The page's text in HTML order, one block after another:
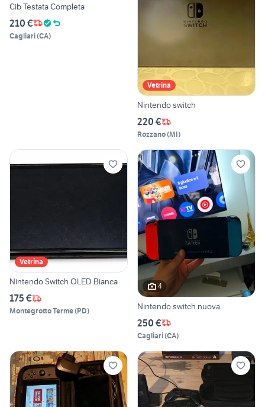
Cib Testata Completa
210 €
Cagliari(CA)
Vetrina
Nintendo switch
220 €
Rozzano(MI)
Vetrina
Nintendo Switch OLED Bianca
175 €
Montegrotto Terme(PD)
4
Nintendo switch nuova
250 €
Cagliari(CA)